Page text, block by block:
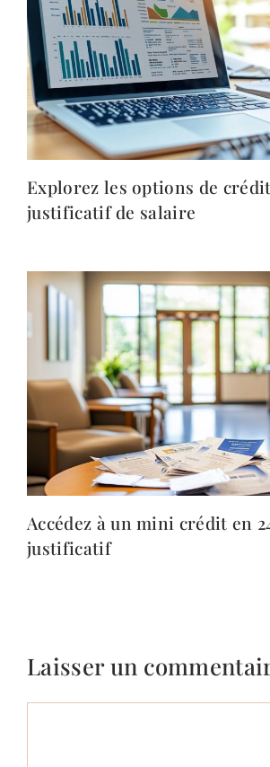
Explorez les options de
justificatif de salaire
Accédez à un mini crédit en
justificatif
Laisser un